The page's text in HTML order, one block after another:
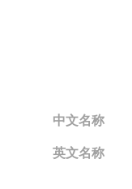
中文名称
英文名称